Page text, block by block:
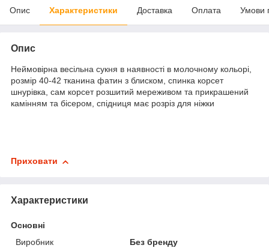
Опис Характеристики Доставка Оплата Умови
Опис
Неймовірна весільна сукня в наявності в молочному кольорі,
розмір 40-42 тканина фатин з блиском, спинка корсет
шнурівка, сам корсет розшитий мереживом та прикрашений
камінням та бісером, спідниця має розріз для ніжки
Приховати
Характеристики
Основні
Виробник
Без бренду